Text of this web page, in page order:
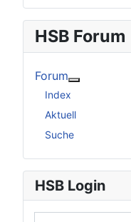
HSB Forum
Forum
Index
Aktuell
Suche
HSB Login